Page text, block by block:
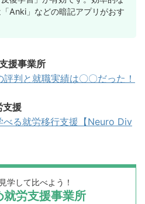
Anki」などの暗記アプリがおす
援事業所
判と就職実績は〇〇だった！
支援
べる就労移行支援【Neuro Div
学して比べよう！
就労支援事業所